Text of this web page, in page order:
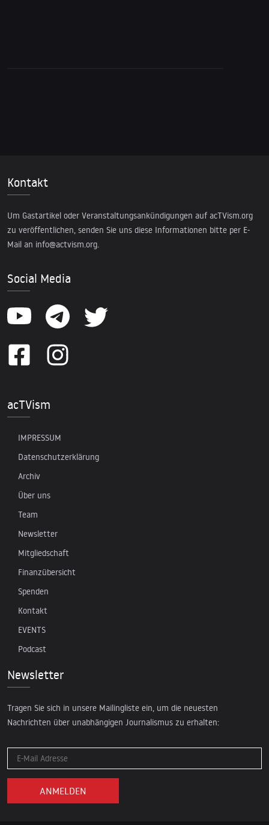
Kontakt
Um Gastartikel oder Veranstaltungsankündigungen auf acTVism.org
zu veröffentlichen, senden Sie uns diese Informationen bitte per E-
Mail an info@actvism.org.
Social Media
acTVism
IMPRESSUM
Datenschutzerklärung
Archiv
Über uns
Team
Newsletter
Mitgliedschaft
Finanzübersicht
Spenden
Kontakt
EVENTS
Podcast
Newsletter
Tragen Sie sich in unsere Mailingliste ein, um die neuesten
Nachrichten über unabhängigen Journalismus zu erhalten: